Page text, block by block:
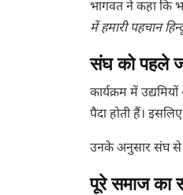
भागवत ने कहा कि
में हमारी पहचान
संघ को पहले
कार्यक्रम में
पैदा होती हैं।
उनके अनुसार संघ से
पूरे समाज का